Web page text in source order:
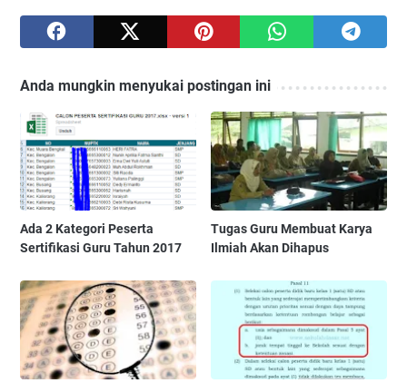
Anda mungkin menyukai postingan ini
Ada 2 Kategori Peserta
Sertifikasi Guru Tahun 2017
Tugas Guru Membuat Karya
Ilmiah Akan Dihapus